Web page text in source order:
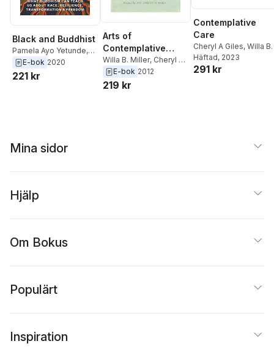
Black and Buddhist
Pamela Ayo Yetunde,
Cheryl A. Giles
E-bok 2020
221 kr
Arts of
Contemplative
Care
Willa B. Miller, Cheryl A.
GilesE-bok 2012
219 kr
Contemplative
Care
Cheryl A Giles, Willa B
Miller,Shinko A Hagn
Häftad, 2023
291 kr
Mina sidor
Hjälp
Om Bokus
Populärt
Inspiration